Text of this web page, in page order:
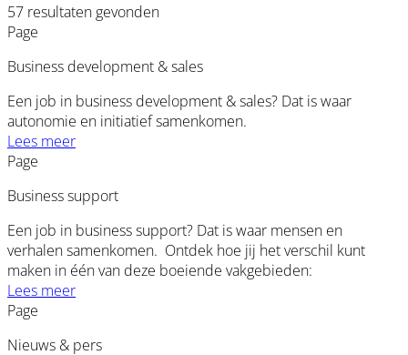
57 resultaten gevonden
Page
Business development & sales
Een job in business development & sales? Dat is waar
autonomie en initiatief samenkomen.
Lees meer
Page
Business support
Een job in business support? Dat is waar mensen en
verhalen samenkomen. Ontdek hoe jij het verschil kunt
maken in één van deze boeiende vakgebieden:
Lees meer
Page
Nieuws & pers